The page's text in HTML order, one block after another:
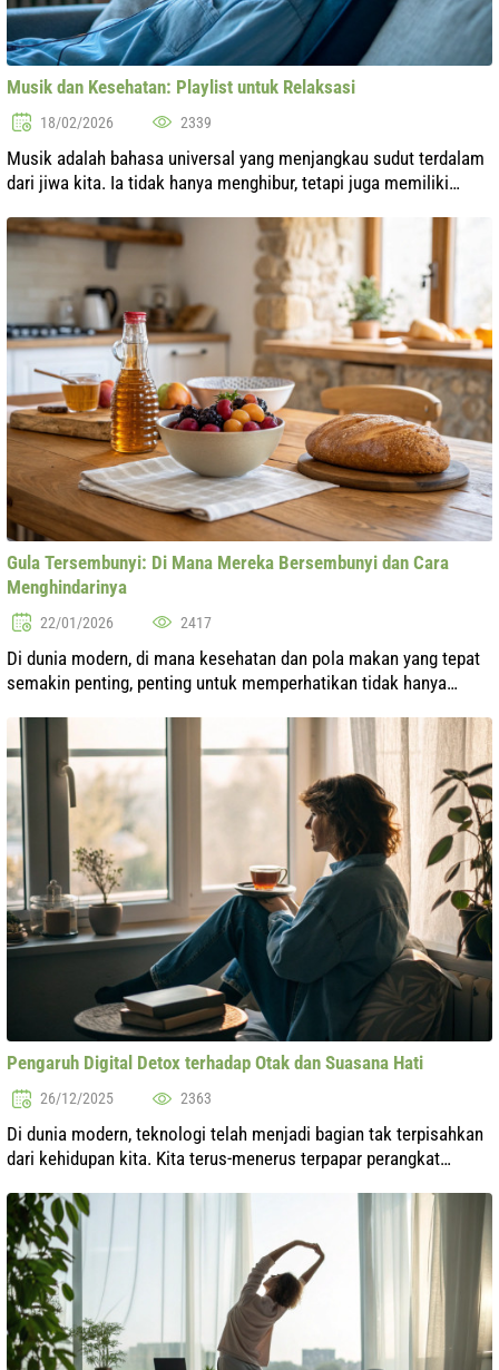
Musik dan Kesehatan: Playlist untuk Relaksasi
18/02/2026 2339
Musik adalah bahasa universal yang menjangkau sudut terdalam
dari jiwa kita. Ia tidak hanya menghibur, tetapi juga memiliki
Penelitian il...
Gula Tersembunyi: Di Mana Mereka Bersembunyi dan Cara
Menghindarinya
22/01/2026 2417
Di dunia modern, di mana kesehatan dan pola makan yang tepat
semakin penting, penting untuk memperhatikan tidak hanya
tersembunyi adalah...
Pengaruh Digital Detox terhadap Otak dan Suasana Hati
26/12/2025 2363
Di dunia modern, teknologi telah menjadi bagian tak terpisahkan
dari kehidupan kita. Kita terus-menerus terpapar perangkat
fungsi kognitif...